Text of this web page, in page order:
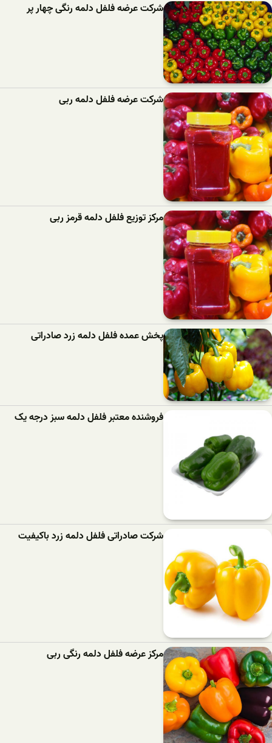
شرکت عرضه فلفل دلمه رنگی چهار پر
شرکت عرضه فلفل دلمه ربی
مرکز توزیع فلفل دلمه قرمز ربی
پخش عمده فلفل دلمه زرد صادراتی
فروشنده معتبر فلفل دلمه سبز درجه یک
شرکت صادراتی فلفل دلمه زرد باکیفیت
مرکز عرضه فلفل دلمه رنگی ربی